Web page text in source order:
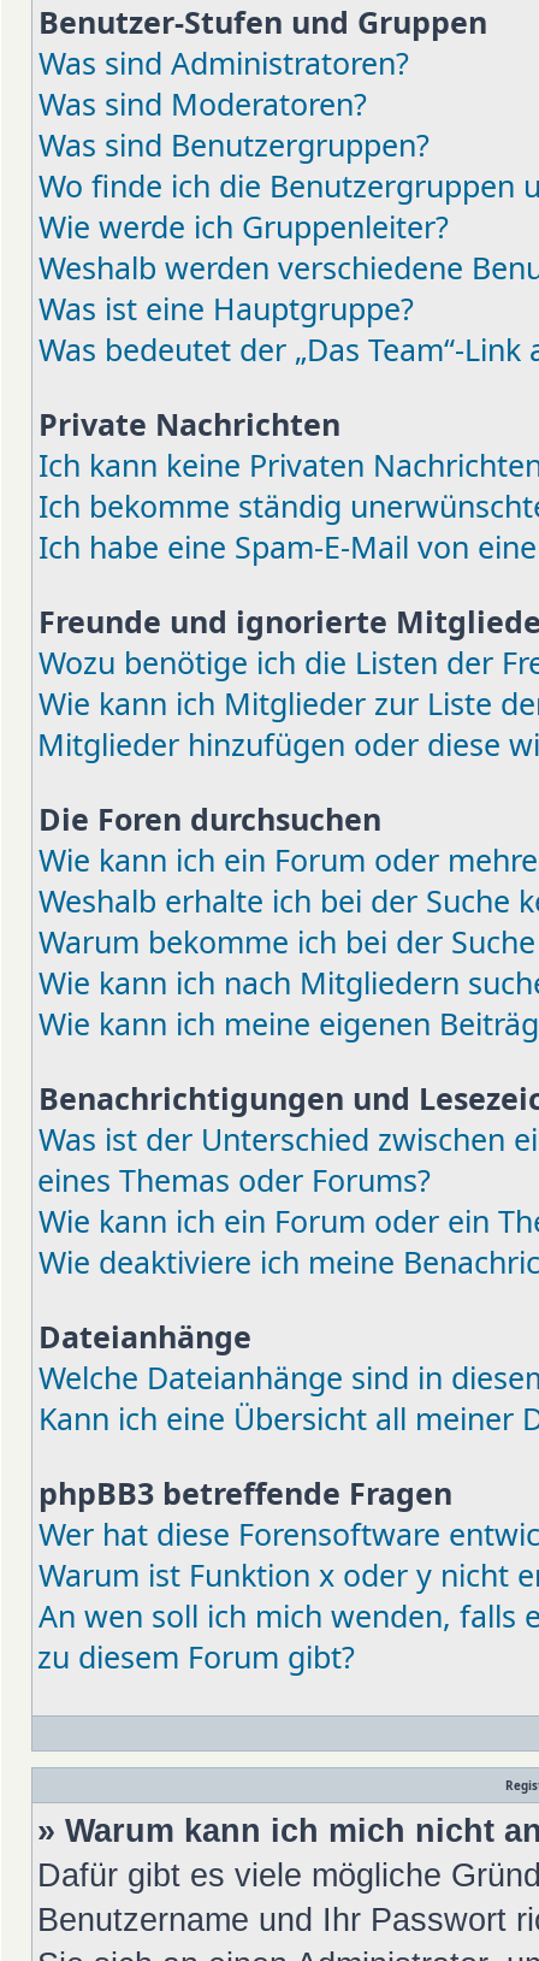
Benutzer-Stufen und Gruppen
Was sind Administratoren?
Was sind Moderatoren?
Was sind Benutzergruppen?
Wo finde ich die Benutzergruppen
Wie werde ich Gruppenleiter?
Weshalb werden verschiedene
Was ist eine Hauptgruppe?
Was bedeutet der „Das Team“-
Private Nachrichten
Ich kann keine Privaten
Ich bekomme ständig
Ich habe eine Spam-E-Mail von
Freunde und ignorierte
Wozu benötige ich die Listen der
Wie kann ich Mitglieder zur Liste
Mitglieder hinzufügen oder diese
Die Foren durchsuchen
Wie kann ich ein Forum oder
Weshalb erhalte ich bei der Suche
Warum bekomme ich bei der
Wie kann ich nach Mitgliedern
Wie kann ich meine eigenen
Benachrichtigungen und
Was ist der Unterschied zwischen
eines Themas oder Forums?
Wie kann ich ein Forum oder ein
Wie deaktiviere ich meine
Dateianhänge
Welche Dateianhänge sind in
Kann ich eine Übersicht all meiner
phpBB3 betreffende Fragen
Wer hat diese Forensoftware
Warum ist Funktion x oder y nicht
An wen soll ich mich wenden, falls
zu diesem Forum gibt?
» Warum kann ich mich nicht
Dafür gibt es viele mögliche
Benutzername und Ihr Passwort